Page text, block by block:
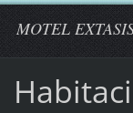
MOTEL